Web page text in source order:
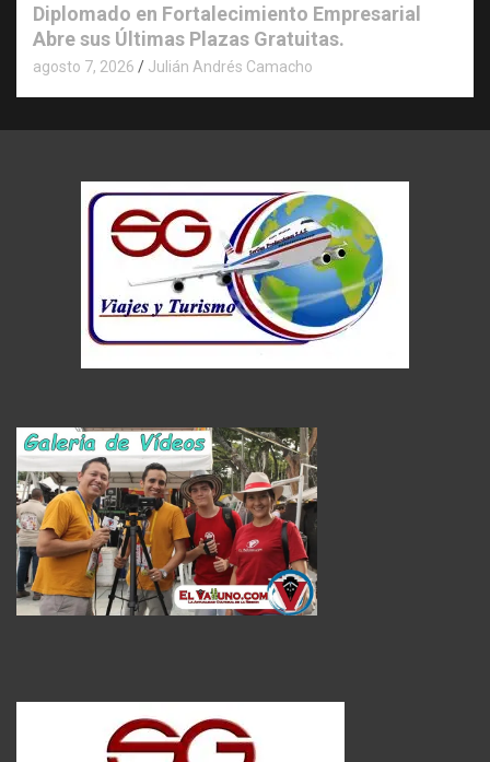
Diplomado en Fortalecimiento Empresarial
Abre sus Últimas Plazas Gratuitas.
agosto 7, 2026 Julián Andrés Camacho